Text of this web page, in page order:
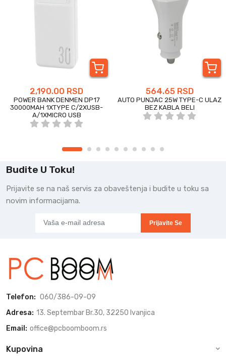
2,190.00 RSD
POWER BANK DENMEN DP17
30000MAH 1XTYPE C/2XUSB-
A/1XMICRO USB
564.65 RSD
AUTO PUNJAC 25W TYPE-C ULAZ
BEZ KABLA BELI
Budite U Toku!
Prijavite se na naš servis za obaveštenja i budite u toku sa
novim informacijama.
Prijavite Se
Telefon: 060/386-09-09
Adresa: 13. Septembar Br.30, 32250 Ivanjica
Email: office@pcboomboom.rs
Kupovina